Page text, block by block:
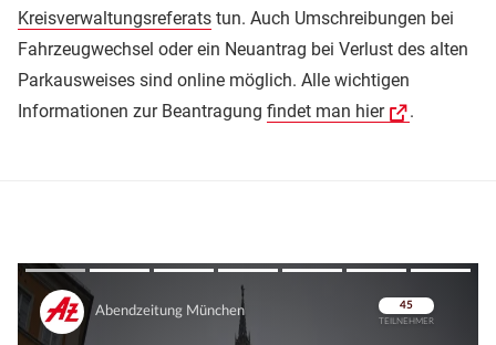
Kreisverwaltungsreferats tun. Auch Umschreibungen bei
Fahrzeugwechsel oder ein Neuantrag bei Verlust des alten
Parkausweises sind online möglich. Alle wichtigen
Informationen zur Beantragung findet man hier .
Überspringen